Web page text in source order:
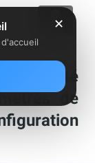
de
✕